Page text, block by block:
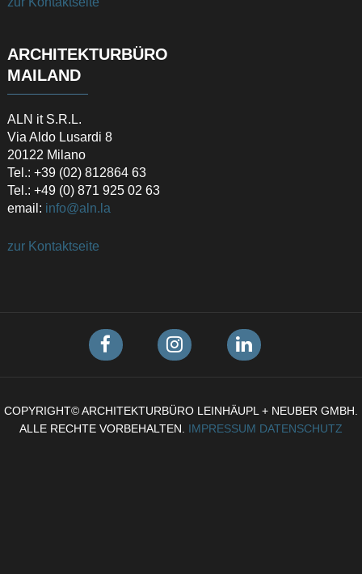
ARCHITEKTURBÜRO
MAILAND
ALN it S.R.L.
Via Aldo Lusardi 8
20122 Milano
Tel.: +39 (02) 812864 63
Tel.: +49 (0) 871 925 02 63
email: info@aln.la
zur Kontaktseite
COPYRIGHT© ARCHITEKTURBÜRO LEINHÄUPL + NEUBER GMBH.
ALLE RECHTE VORBEHALTEN. IMPRESSUM DATENSCHUTZ